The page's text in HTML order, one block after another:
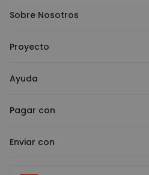
Sobre Nosotros
Proyecto
Ayuda
Pagar con
Enviar con